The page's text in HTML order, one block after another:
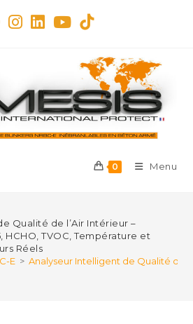
0 Menu
Qualité de l’Air Intérieur –
HCHO, TVOC, Température et
Réels
E > Analyseur Intelligent de Qualité de